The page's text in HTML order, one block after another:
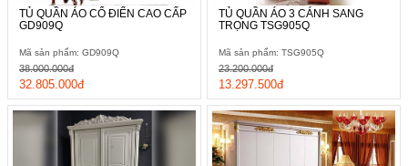
TỦ QUẦN ÁO CỔ ĐIỂN CAO CẤP
GD909Q
Mã sản phẩm: GD909Q
32.805.000đ
38.000.000đ
TỦ QUẦN ÁO 3 CÁNH SANG
TRỌNG TSG905Q
Mã sản phẩm: TSG905Q
13.297.500đ
23.200.000đ